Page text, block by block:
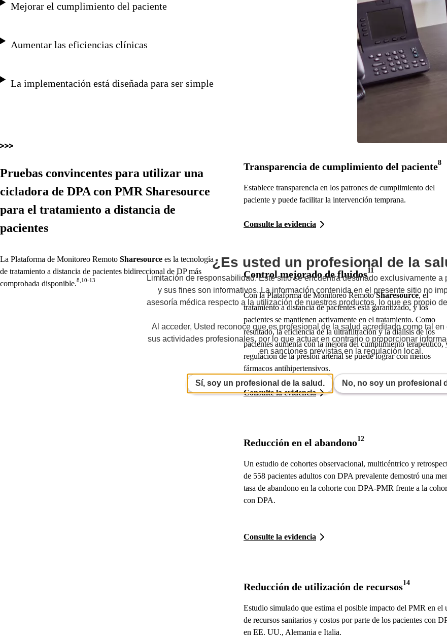
Mejorar el cumplimiento del paciente
Aumentar las eficiencias clínicas
La implementación está diseñada para ser simple
Pruebas convincentes para utilizar una
cicladora de DPA con PMR Sharesource
para el tratamiento a distancia de
pacientes
La Plataforma de Monitoreo Remoto Sharesource es la tecnología
de tratamiento a distancia de pacientes bidireccional de DP más
comprobada disponible.8,10-13
Transparencia de cumplimiento del paciente8
Establece transparencia en los patrones de cumplimiento del
paciente y puede facilitar la intervención temprana.
Consulte la evidencia
Control mejorado de fluidos11
Con la Plataforma de Monitoreo RemotoSharesource, el
tratamiento a distancia de pacientes está garantizado, y los
pacientes se mantienen activamente en el tratamiento. Como
resultado, la eficiencia de la ultrafiltración y la diálisis de los
pacientes aumenta con la mejora del cumplimiento terapéutico,
regulación de la presión arterial se puede lograr con menos
fármacos antihipertensivos.
Consulte la evidencia
Reducción en el abandono12
Un estudio de cohortes observacional, multicéntrico y
de 558 pacientes adultos con DPA prevalente demostró una
tasa de abandono en la cohorte con DPA-PMR frente a la
con DPA.
Consulte la evidencia
Reducción de utilización de recursos14
Estudio simulado que estima el posible impacto del PMR en el
de recursos sanitarios y costos por parte de los pacientes con
en EE. UU., Alemania e Italia.
¿Es usted un profesional de la
Limitación de responsabilidad. Este sitio se encuentra destinado exclusivamente a
y sus fines son informativos. La información contenida en el presente sitio no
asesoría médica respecto a la utilización de nuestros productos, lo que es propio
Al acceder, Usted reconoce que es profesional de la salud acreditado como tal
sus actividades profesionales, por lo que actuar en contrario o proporcionar
en sanciones previstas en la regulación local.
Sí, soy un profesional de la salud. No, no soy un profesional